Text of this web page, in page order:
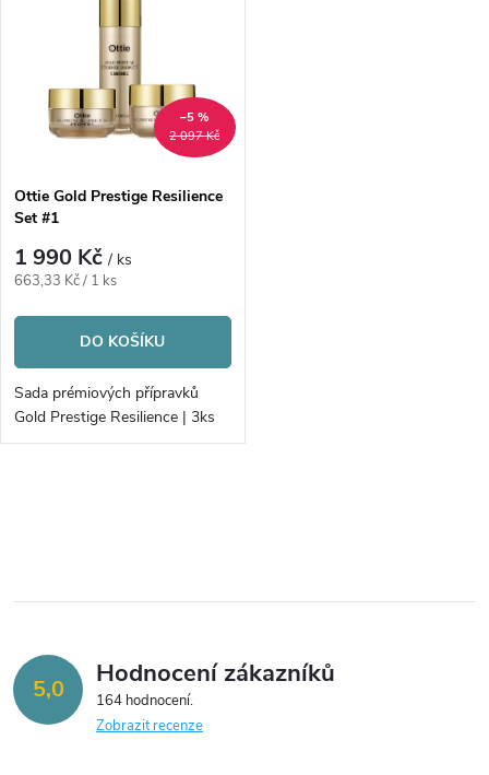
2 097 Kč
–5 %
Ottie Gold Prestige Resilience
Set #1
1 990 Kč/ ks
Měrná
663,33 Kč / 1 ks
DO KOŠÍKU
Sada prémiových přípravků
Gold Prestige Resilience | 3ks
l
d
a
5,0 Hodnocení zákazníků
164 hodnocení
Zobrazit recenze